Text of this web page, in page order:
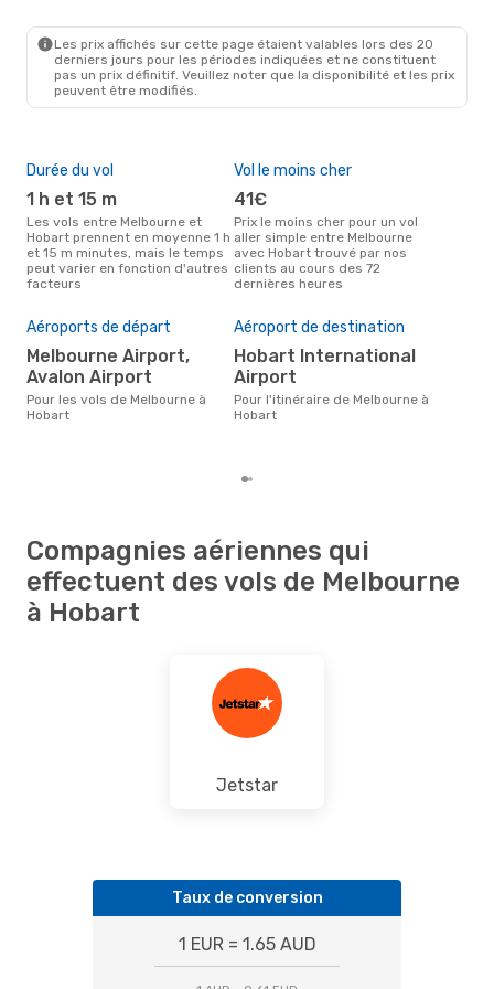
Les prix affichés sur cette page étaient valables lors des 20
derniers jours pour les périodes indiquées et ne constituent
pas un prix définitif. Veuillez noter que la disponibilité et les prix
peuvent être modifiés.
Durée du vol
1 h et 15 m
Les vols entre Melbourne et
Hobart prennent en moyenne 1 h
et 15 m minutes, mais le temps
peut varier en fonction d'autres
facteurs
Vol le moins cher
41€
Prix le moins cher pour un vol
aller simple entre Melbourne
avec Hobart trouvé par nos
clients au cours des 72
dernières heures
Aéroports de départ
Melbourne Airport,
Avalon Airport
Pour les vols de Melbourne à
Hobart
Aéroport de destination
Hobart International
Airport
Pour l'itinéraire de Melbourne à
Hobart
Compagnies aériennes qui
effectuent des vols de Melbourne
à Hobart
Jetstar
Taux de conversion
1 EUR = 1.65 AUD